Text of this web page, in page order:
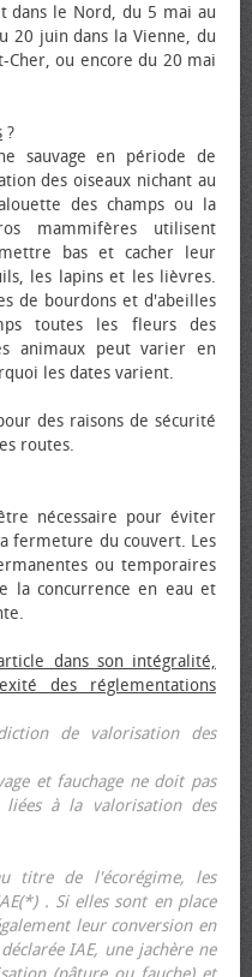
dans le Nord, du 5 mai au
20 juin dans la Vienne, du
ou encore du 20 mai
?
sauvage en période de
des oiseaux nichant au
des champs ou la
mammifères utilisent
bas et cacher leur
les lapins et les lièvres.
de bourdons et d'abeilles
toutes les fleurs des
animaux peut varier en
les dates varient.
des raisons de sécurité
routes.
nécessaire pour éviter
fermeture du couvert. Les
ou temporaires
la concurrence en eau et
dans son intégralité,
des réglementations
de valorisation des
et fauchage ne doit pas
liées à la valorisation des
titre de l'écorégime, les
. Si elles sont en place
leur conversion en
IAE, une jachère ne